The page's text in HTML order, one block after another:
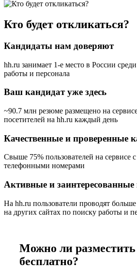
Кто будет откликаться?
Кандидаты нам доверяют
hh.ru занимает 1-е место в России
работы и персонала
Ваш кандидат уже здесь
~90.7 млн резюме размещено на
посетителей на hh.ru каждый день
Качественные и проверенные
Свыше 75% пользователей на сервисе
телефонными номерами
Активные и
На hh.ru пользователи проводят
на других сайтах по поиску работы и
Можно ли
бесплатно?